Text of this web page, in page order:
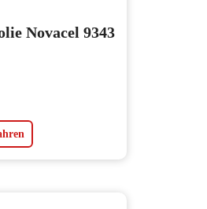
Novacel 9343